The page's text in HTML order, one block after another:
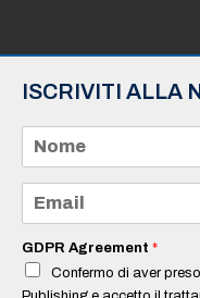
ISCRIVITI ALLA
m
e
a
i
*
GDPR Agreement *
Confermo di aver